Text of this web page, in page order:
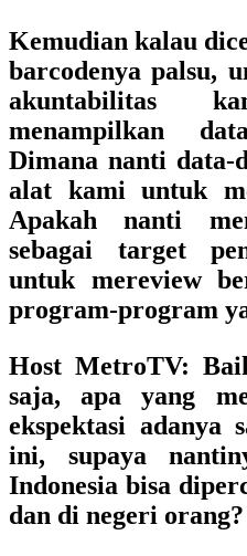
Kemudian kalau
barcodenya palsu,
akuntabilitas
menampilkan
Dimana nanti
alat kami untuk
Apakah nanti
sebagai target
untuk mereview
program-program
Host MetroTV:
saja, apa yang
ekspektasi adanya
ini, supaya
Indonesia bisa
dan di negeri orang?